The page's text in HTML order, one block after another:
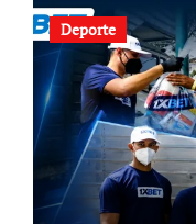
Deporte